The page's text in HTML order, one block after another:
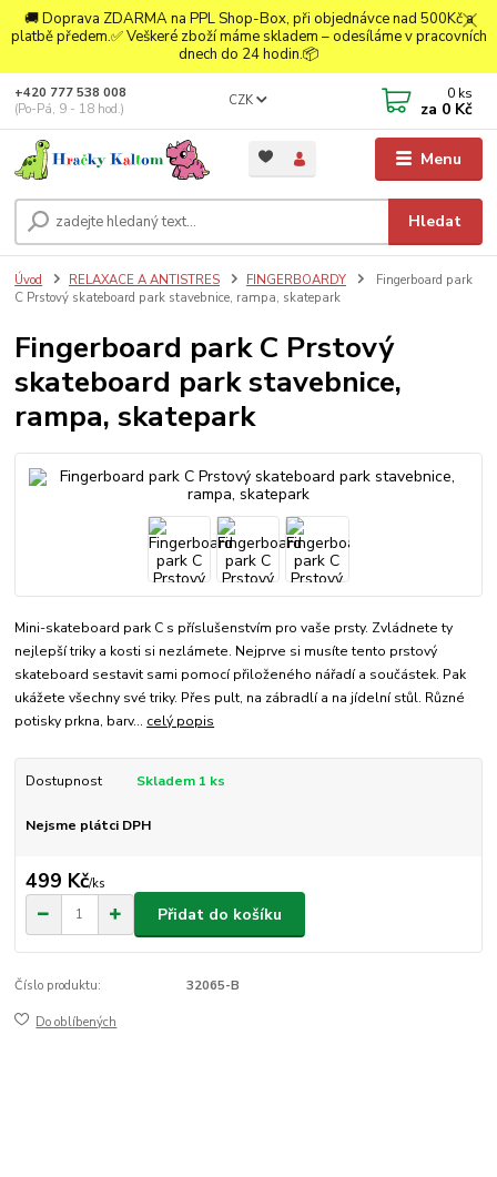
🚚 Doprava ZDARMA na PPL Shop-Box, při objednávce nad 500Kč a
platbě předem.✅ Veškeré zboží máme skladem – odesíláme v pracovních
dnech do 24 hodin.📦
Menu
CZK
Hledat
+420 777 538 008
(Po-Pá, 9 - 18 hod.)
0 ks
za 0 Kč
Úvod RELAXACE A ANTISTRES FINGERBOARDY
Fingerboard park
C Prstový skateboard park stavebnice, rampa, skatepark
Fingerboard park C Prstový
skateboard park stavebnice,
rampa, skatepark
Mini-skateboard park C s příslušenstvím pro vaše prsty. Zvládnete ty
nejlepší triky a kosti si nezlámete. Nejprve si musíte tento prstový
skateboard sestavit sami pomocí přiloženého nářadí a součástek. Pak
ukážete všechny své triky. Přes pult, na zábradlí a na jídelní stůl. Různé
potisky prkna, barv... celý popis
Dostupnost Skladem 1 ks
Nejsme plátci DPH
499 Kč/ks
Přidat do košíku
Číslo produktu: 32065-B
Do oblíbených